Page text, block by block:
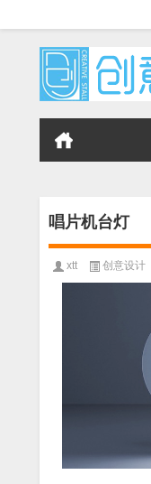
唱片机台灯
xtt 创意设计